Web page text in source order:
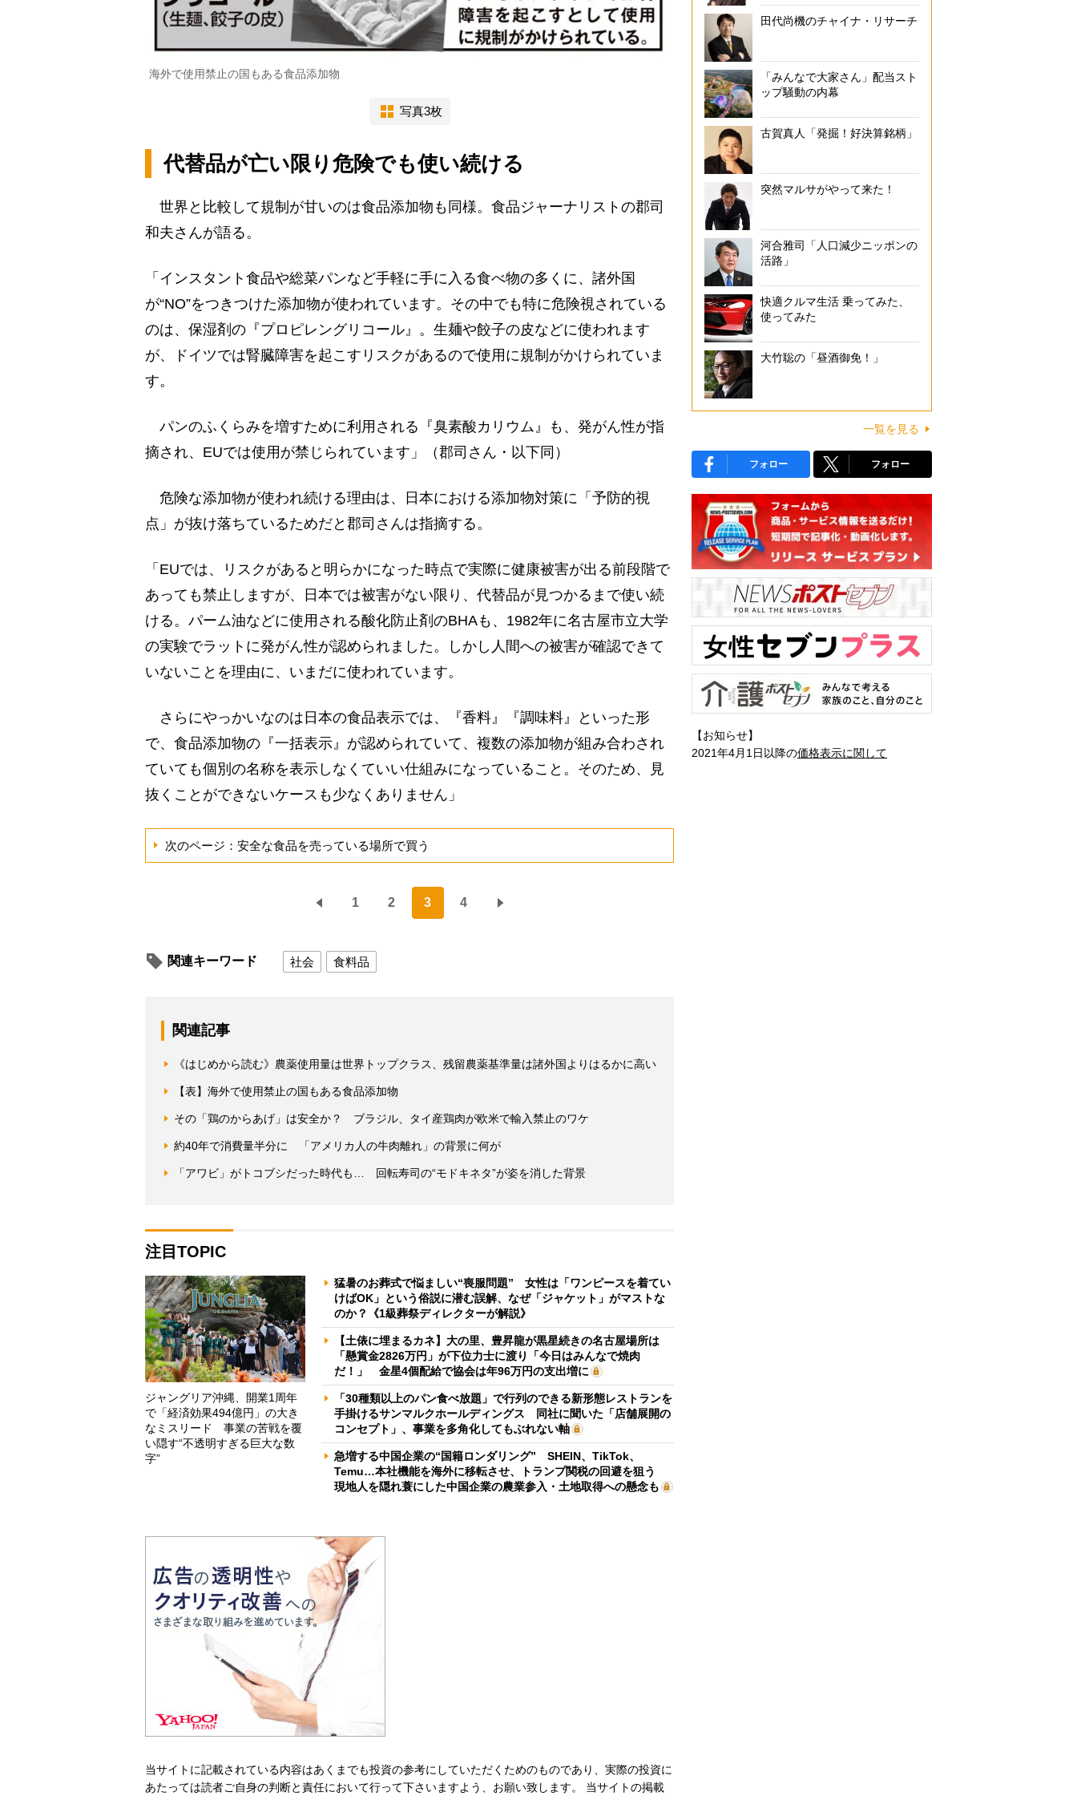
海外で使用禁止の国もある食品添加物
写真3枚
代替品が亡い限り危険でも使い続ける
世界と比較して規制が甘いのは食品添加物も同様。食品ジャーナリストの郡司
和夫さんが語る。
「インスタント食品や総菜パンなど手軽に手に入る食べ物の多くに、諸外国
が“NO”をつきつけた添加物が使われています。その中でも特に危険視されている
のは、保湿剤の『プロピレングリコール』。生麺や餃子の皮などに使われます
が、ドイツでは腎臓障害を起こすリスクがあるので使用に規制がかけられていま
す。
パンのふくらみを増すために利用される『臭素酸カリウム』も、発がん性が指
摘され、EUでは使用が禁じられています」（郡司さん・以下同）
危険な添加物が使われ続ける理由は、日本における添加物対策に「予防的視
点」が抜け落ちているためだと郡司さんは指摘する。
「EUでは、リスクがあると明らかになった時点で実際に健康被害が出る前段階で
あっても禁止しますが、日本では被害がない限り、代替品が見つかるまで使い続
ける。パーム油などに使用される酸化防止剤のBHAも、1982年に名古屋市立大学
の実験でラットに発がん性が認められました。しかし人間への被害が確認できて
いないことを理由に、いまだに使われています。
さらにやっかいなのは日本の食品表示では、『香料』『調味料』といった形
で、食品添加物の『一括表示』が認められていて、複数の添加物が組み合わされ
ていても個別の名称を表示しなくていい仕組みになっていること。そのため、見
抜くことができないケースも少なくありません」
次のページ：安全な食品を売っている場所で買う
1 2 3 4
関連キーワード 社会 食料品
関連記事
《はじめから読む》農薬使用量は世界トップクラス、残留農薬基準量は諸外国よりはるかに高い
【表】海外で使用禁止の国もある食品添加物
その「鶏のからあげ」は安全か？ ブラジル、タイ産鶏肉が欧米で輸入禁止のワケ
約40年で消費量半分に 「アメリカ人の牛肉離れ」の背景に何が
「アワビ」がトコブシだった時代も… 回転寿司の“モドキネタ”が姿を消した背景
注目TOPIC
ジャングリア沖縄、開業1周年
で「経済効果494億円」の大き
なミスリード 事業の苦戦を覆
い隠す“不透明すぎる巨大な数
字”
猛暑のお葬式で悩ましい“喪服問題” 女性は「ワンピースを着てい
けばOK」という俗説に潜む誤解、なぜ「ジャケット」がマストな
のか？《1級葬祭ディレクターが解説》
【土俵に埋まるカネ】大の里、豊昇龍が黒星続きの名古屋場所は
「懸賞金2826万円」が下位力士に渡り「今日はみんなで焼肉
だ！」 金星4個配給で協会は年96万円の支出増に
「30種類以上のパン食べ放題」で行列のできる新形態レストランを
手掛けるサンマルクホールディングス 同社に聞いた「店舗展開の
コンセプト」、事業を多角化してもぶれない軸
急増する中国企業の“国籍ロンダリング” SHEIN、TikTok、
Temu…本社機能を海外に移転させ、トランプ関税の回避を狙う
現地人を隠れ蓑にした中国企業の農業参入・土地取得への懸念も
当サイトに記載されている内容はあくまでも投資の参考にしていただくためのものであり、実際の投資に
あたっては読者ご自身の判断と責任において行って下さいますよう、お願い致します。 当サイトの掲載
田代尚機のチャイナ・リサーチ
「みんなで大家さん」配当スト
ップ騒動の内幕
古賀真人「発掘！好決算銘柄」
突然マルサがやって来た！
河合雅司「人口減少ニッポンの
活路」
快適クルマ生活 乗ってみた、
使ってみた
大竹聡の「昼酒御免！」
一覧を見る
フォロー フォロー
【お知らせ】
2021年4月1日以降の価格表示に関して